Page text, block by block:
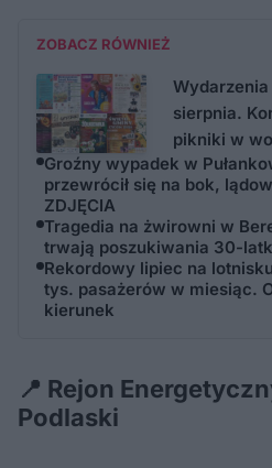
ZOBACZ RÓWNIEŻ
sierpnia.
pikniki w
Groźny wypadek w
przewrócił się na bok,
ZDJĘCIA
Tragedia na żwirowni w
trwają poszukiwania 30-
Rekordowy lipiec na
tys. pasażerów w miesiąc.
kierunek
📍 Rejon
Podlaski